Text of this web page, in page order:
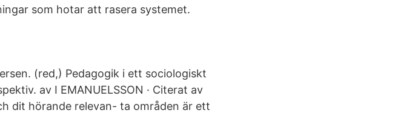
som hotar att rasera systemet.
(red,) Pedagogik i ett sociologiskt
av I EMANUELSSON · Citerat av
dit hörande relevan- ta områden är ett